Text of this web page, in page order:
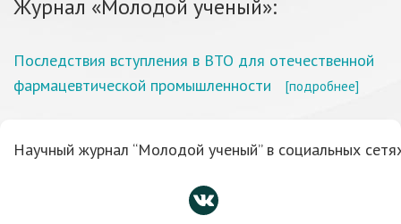
Журнал «Молодой ученый»:
Последствия вступления в ВТО для отечественной
фармацевтической промышленности
[подробнее]
Научный журнал “Молодой ученый” в социальных